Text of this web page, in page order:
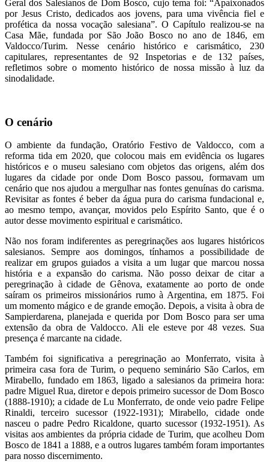
Geral dos Salesianos de Dom Bosco, cujo tema foi: “Apaixonados
por Jesus Cristo, dedicados aos jovens, para uma vivência fiel e
profética da nossa vocação salesiana”. O Capítulo realizou-se na
Casa Mãe, fundada por São João Bosco no ano de 1846, em
Valdocco/Turim. Nesse cenário histórico e carismático, 230
capitulares, representantes de 92 Inspetorias e de 132 países,
refletimos sobre o momento histórico de nossa missão à luz da
sinodalidade.
O cenário
O ambiente da fundação, Oratório Festivo de Valdocco, com a
reforma tida em 2020, que colocou mais em evidência os lugares
históricos e o museu salesiano com objetos das origens, além dos
lugares da cidade por onde Dom Bosco passou, formavam um
cenário que nos ajudou a mergulhar nas fontes genuínas do carisma.
Revisitar as fontes é beber da água pura do carisma fundacional e,
ao mesmo tempo, avançar, movidos pelo Espírito Santo, que é o
autor desse movimento espiritual e carismático.
Não nos foram indiferentes as peregrinações aos lugares históricos
salesianos. Sempre aos domingos, tínhamos a possibilidade de
realizar em grupos guiados a visita a um lugar que marcou nossa
história e a expansão do carisma. Não posso deixar de citar a
peregrinação à cidade de Gênova, exatamente ao porto de onde
saíram os primeiros missionários rumo à Argentina, em 1875. Foi
um momento mágico e de grande emoção. Depois, a visita à obra de
Sampierdarena, planejada e querida por Dom Bosco para ser uma
extensão da obra de Valdocco. Ali ele esteve por 48 vezes. Sua
presença é marcante na cidade.
Também foi significativa a peregrinação ao Monferrato, visita à
primeira casa fora de Turim, o pequeno seminário São Carlos, em
Mirabello, fundado em 1863, ligado a salesianos da primeira hora:
padre Miguel Rua, diretor e depois primeiro sucessor de Dom Bosco
(1888-1910); a cidade de Lu Monferrato, de onde veio padre Felipe
Rinaldi, terceiro sucessor (1922-1931); Mirabello, cidade onde
nasceu o padre Pedro Ricaldone, quarto sucessor (1932-1951). As
visitas aos ambientes da própria cidade de Turim, que acolheu Dom
Bosco de 1841 a 1888, e a outros lugares também foram importantes
para nosso discernimento.